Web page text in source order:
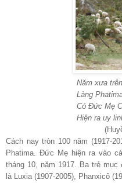
Năm xưa trên
Làng Phatima
Có Đức Mẹ
Hiện ra uy linh
(Huyền
Cách nay tròn 100 năm (1917-
Phatima. Đức Mẹ hiện ra vào
tháng 10, năm 1917. Ba trẻ
là Luxia (1907-2005), Phanxicô